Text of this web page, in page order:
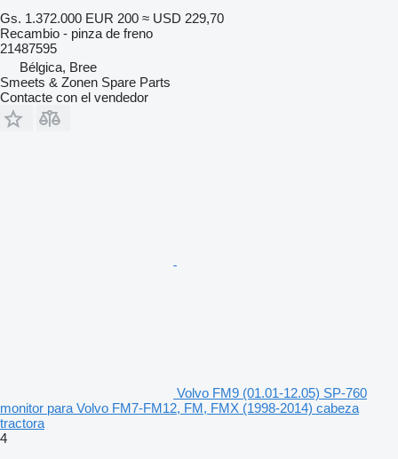
Gs. 1.372.000 EUR 200 ≈ USD 229,70
Recambio - pinza de freno
21487595
Bélgica, Bree
Smeets & Zonen Spare Parts
Contacte con el vendedor
Volvo FM9 (01.01-12.05) SP-760
monitor para Volvo FM7-FM12, FM, FMX (1998-2014) cabeza
tractora
4